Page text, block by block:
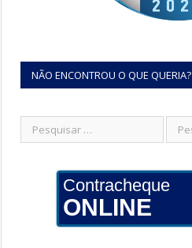
NÃO ENCONTROU O QUE QUERIA?
Contracheque
ONLINE